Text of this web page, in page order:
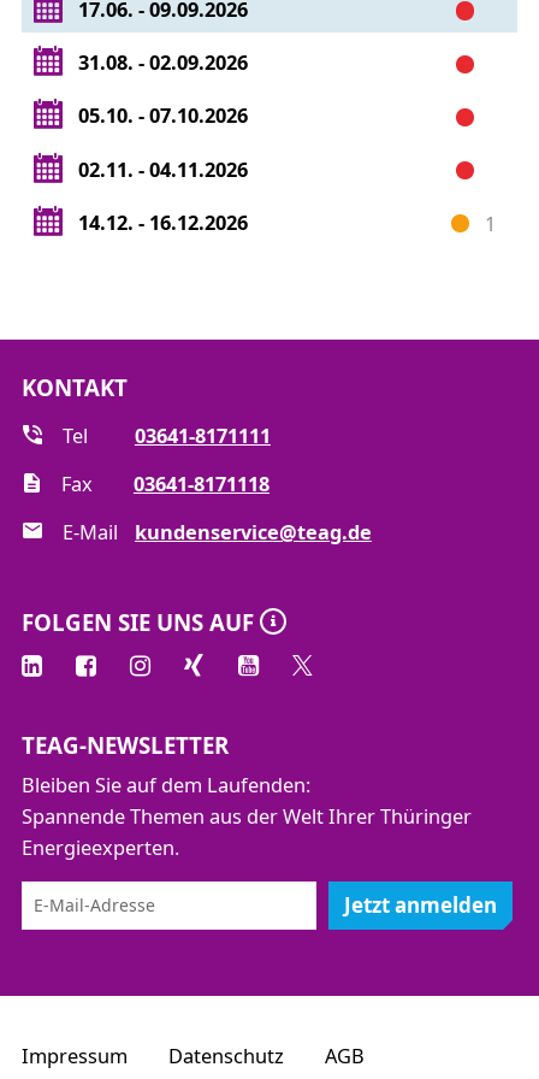
MF-NS 3 – Arbeiten an Schaltanlagen
MF-NS 4 – Arbeiten an Freileitungen
MF-NS 5 – Arbeiten an
Verrechnungsmesseinheiten
MF-NS 6 – Arbeiten an MSR-Anlagen
MF-NS 7 – Spezialarbeiten
17.06. - 09.09.2026
31.08. - 02.09.2026
05.10. - 07.10.2026
02.11. - 04.11.2026
14.12. - 16.12.2026 1
KONTAKT
Tel
03641-8171111
Fax
03641-8171118
E-Mail
kundenservice@teag.de
FOLGEN SIE UNS AUF
TEAG-NEWSLETTER
Bleiben Sie auf dem Laufenden:
Spannende Themen aus der Welt Ihrer Thüringer
Energieexperten.
Jetzt anmelden
Impressum Datenschutz AGB